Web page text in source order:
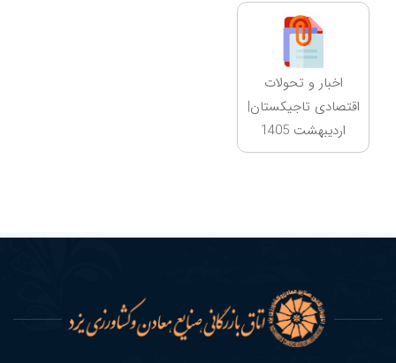
اخبار و تحولات
اقتصادی تاجیکستان|
اردیبهشت 1405